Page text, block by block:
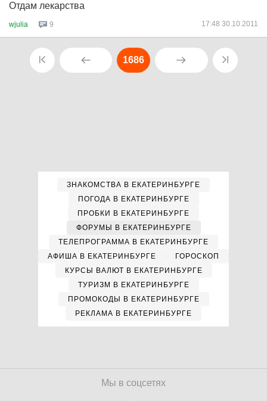
Отдам лекарства
wjulia 9 17:48 30.10.2011
1686
ЗНАКОМСТВА В ЕКАТЕРИНБУРГЕ
ПОГОДА В ЕКАТЕРИНБУРГЕ
ПРОБКИ В ЕКАТЕРИНБУРГЕ
ФОРУМЫ В ЕКАТЕРИНБУРГЕ
ТЕЛЕПРОГРАММА В ЕКАТЕРИНБУРГЕ
АФИША В ЕКАТЕРИНБУРГЕ
ГОРОСКОП
КУРСЫ ВАЛЮТ В ЕКАТЕРИНБУРГЕ
ТУРИЗМ В ЕКАТЕРИНБУРГЕ
ПРОМОКОДЫ В ЕКАТЕРИНБУРГЕ
РЕКЛАМА В ЕКАТЕРИНБУРГЕ
Мы в соцсетях